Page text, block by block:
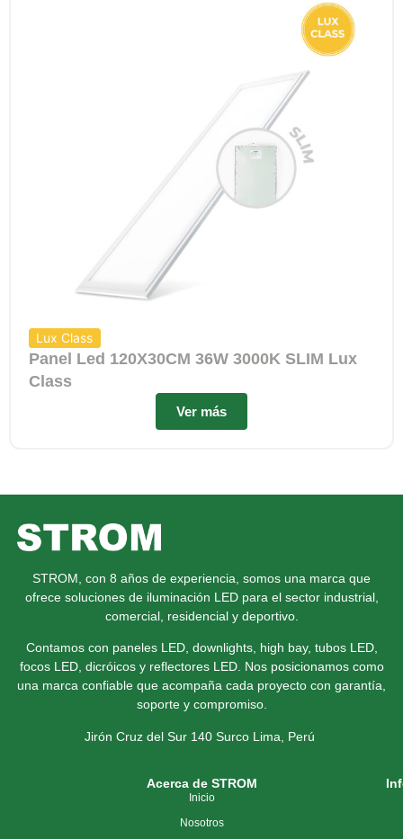
Lux Class
Panel Led 120X30CM 36W 3000K SLIM Lux
Class
Ver más
STROM, con 8 años de experiencia, somos una marca que
ofrece soluciones de iluminación LED para el sector industrial,
comercial, residencial y deportivo.
Contamos con paneles LED, downlights, high bay, tubos LED,
focos LED, dicróicos y reflectores LED. Nos posicionamos como
una marca confiable que acompaña cada proyecto con garantía,
soporte y compromiso.
Jirón Cruz del Sur 140 Surco Lima, Perú
Acerca de STROM
Inicio
Nosotros